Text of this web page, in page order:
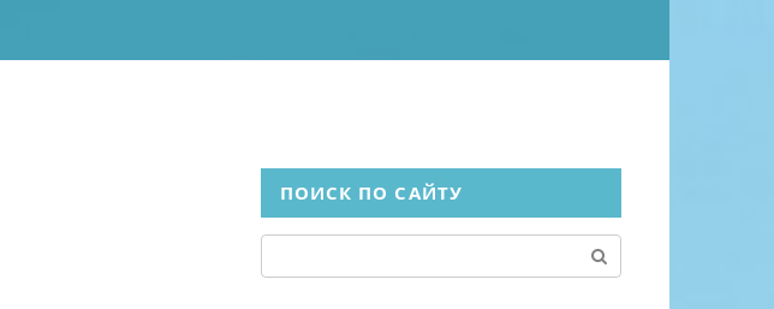
ПОИСК ПО САЙТУ